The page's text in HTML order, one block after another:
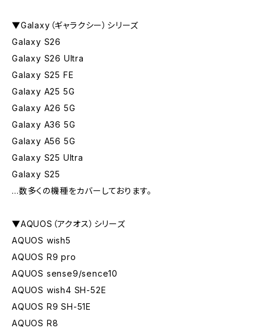
▼Galaxy（ギャラクシー）シリーズ
Galaxy S26
Galaxy S26 Ultra
Galaxy S25 FE
Galaxy A25 5G
Galaxy A26 5G
Galaxy A36 5G
Galaxy A56 5G
Galaxy S25 Ultra
Galaxy S25
…数多くの機種をカバーしております。
▼AQUOS（アクオス）シリーズ
AQUOS wish5
AQUOS R9 pro
AQUOS sense9/sence10
AQUOS wish4 SH-52E
AQUOS R9 SH-51E
AQUOS R8